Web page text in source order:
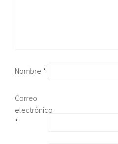
Nombre *
Correo
electrónico
*